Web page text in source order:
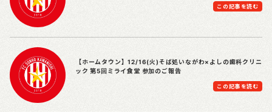
この記事を読む
【ホームタウン】12/16(火)そば処いながわ×よしの歯科クリニ
ック 第5回ミライ食堂 参加のご報告
この記事を読む